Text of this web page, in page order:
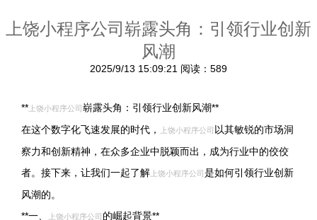
上饶小程序公司崭露头角：引领行业创新
风潮
2025/9/13 15:09:21 阅读：589
** 上饶小程序公司 崭露头角：引领行业创新风潮**
在这个数字化飞速发展的时代，
上饶小程序公司 以其敏锐的市场洞
察力和创新精神，在众多企业中脱颖而出，成为行业中的佼佼
者。接下来，让我们一起了解 上饶小程序公司 是如何引领行业创新
风潮的。
**一、
上饶小程序公司 的崛起背景**